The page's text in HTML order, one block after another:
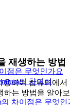
점은 무엇인가요
의 차이점
의 차이점은 무엇인
재생하는 방법
용하여 컴퓨터에서
하는 방법을 알아보